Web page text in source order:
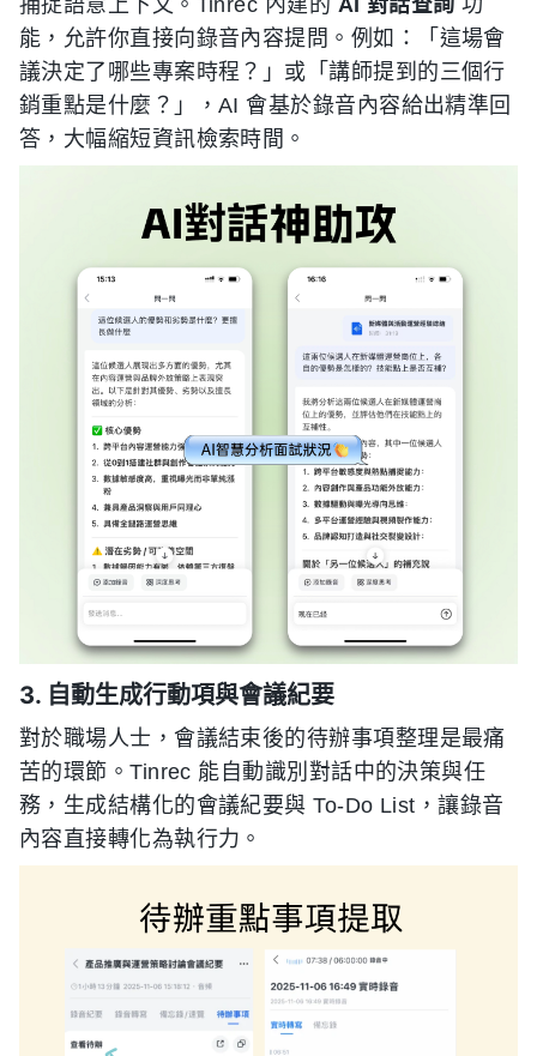
能，允許你直接向錄音內容提問。例如：「這場會
議決定了哪些專案時程？」或「講師提到的三個行
銷重點是什麼？」，AI 會基於錄音內容給出精準回
答，大幅縮短資訊檢索時間。
3. 自動生成行動項與會議紀要
對於職場人士，會議結束後的待辦事項整理是最痛
苦的環節。Tinrec 能自動識別對話中的決策與任
務，生成結構化的會議紀要與 To-Do List，讓錄音
內容直接轉化為執行力。